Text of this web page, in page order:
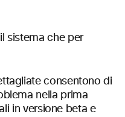
sistema che per
consentono di
nella prima
in versione beta e